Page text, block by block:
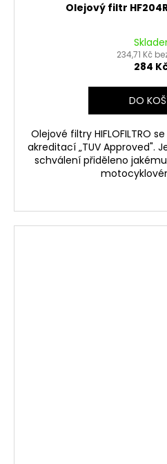
Olejový filtr
234,71 Kč
284
DO
Olejové filtry HIFLOFILTRO
akreditací „TUV Approved".
schválení přiděleno